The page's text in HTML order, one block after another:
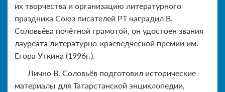
их творчества и организацию литературного
праздника Союз писателей РТ наградил В.
Соловьёва почётной грамотой, он удостоен звания
лауреата литературно-краеведческой премии им.
Егора Уткина (1996г.).
Лично В. Соловьёв подготовил исторические
материалы для Татарстанской энциклопедии,